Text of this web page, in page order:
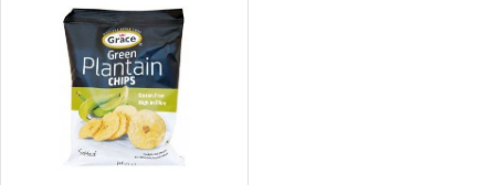
Abecedně